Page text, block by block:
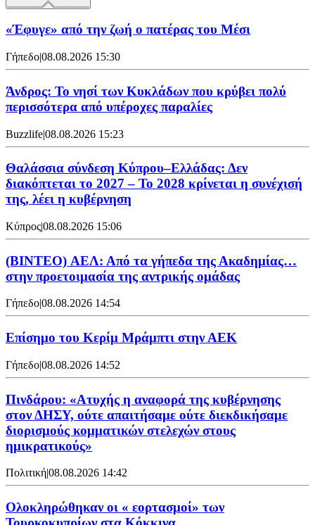
«Έφυγε» από την ζωή ο πατέρας του Μέσι
Γήπεδο|08.08.2026 15:30
Άνδρος: Το νησί των Κυκλάδων που κρύβει πολύ
περισσότερα από υπέροχες παραλίες
Buzzlife|08.08.2026 15:23
Θαλάσσια σύνδεση Κύπρου–Ελλάδας: Δεν
διακόπτεται το 2027 – Το 2028 κρίνεται η συνέχισή
της, λέει η κυβέρνηση
Κύπρος|08.08.2026 15:06
(BINTEO) ΑΕΛ: Από τα γήπεδα της Ακαδημίας…
στην προετοιμασία της αντρικής ομάδας
Γήπεδο|08.08.2026 14:54
Επίσημο του Κερίμ Μράμπτι στην ΑΕK
Γήπεδο|08.08.2026 14:52
Πινδάρου: «Ατυχής η αναφορά της κυβέρνησης
στον ΔΗΣΥ, ούτε απαιτήσαμε ούτε διεκδικήσαμε
διορισμούς κομματικών στελεχών στους
ημικρατικούς»
Πολιτική|08.08.2026 14:42
Ολοκληρώθηκαν οι « εορτασμοί» των